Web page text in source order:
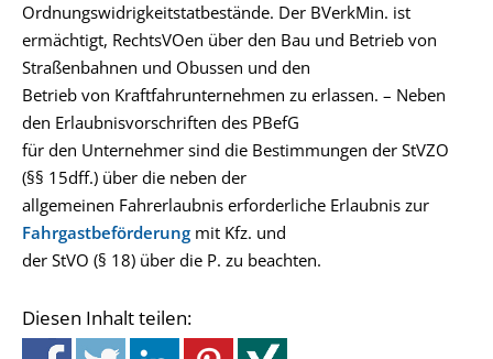
Ordnungswidrigkeitstatbestände. Der BVerkMin. ist
ermächtigt, RechtsVOen über den Bau und Betrieb von
Straßenbahnen und Obussen und den
Betrieb von Kraftfahrunternehmen zu erlassen. – Neben
den Erlaubnisvorschriften des PBefG
für den Unternehmer sind die Bestimmungen der StVZO
(§§ 15dff.) über die neben der
allgemeinen Fahrerlaubnis erforderliche Erlaubnis zur
Fahrgastbeförderung mit Kfz. und
der StVO (§ 18) über die P. zu beachten.
Diesen Inhalt teilen: